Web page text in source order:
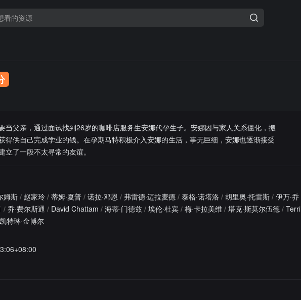
当父亲，通过面试找到26岁的咖啡店服务生安娜代孕生子。安娜因与家人关系僵化，搬
得供自己完成学业的钱。在孕期马特积极介入安娜的生活，事无巨细，安娜也逐渐接受
了一段不太寻常的友谊。
姆斯/ 赵家玲 / 蒂姆·夏普 / 诺拉·邓恩 / 弗雷德·迈拉麦德 / 泰格·诺塔洛 / 胡里奥·托雷斯 / 伊万·乔
/ 乔·费尔斯通 / David Chattam / 海蒂·门德兹 / 埃伦·杜宾 / 梅·卡拉美维 / 塔克·斯莫尔伍德 / Terri
凯特琳·金博尔